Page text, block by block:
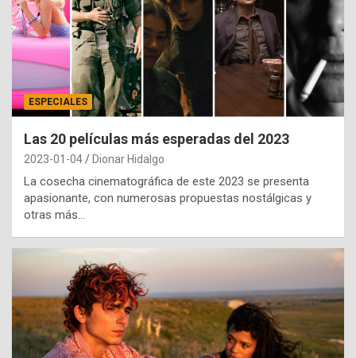
ESPECIALES
Las 20 películas más esperadas del 2023
2023-01-04 Dionar Hidalgo
La cosecha cinematográfica de este 2023 se presenta
apasionante, con numerosas propuestas nostálgicas y
otras más…